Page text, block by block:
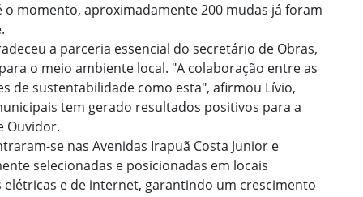
momento, aproximadamente 200 mudas já foram
a parceria essencial do secretário de Obras,
o meio ambiente local. "A colaboração entre as
de sustentabilidade como esta", afirmou Lívio,
tem gerado resultados positivos para a
Ouvidor.
se nas Avenidas Irapuã Costa Junior e
selecionadas e posicionadas em locais
e de internet, garantindo um crescimento